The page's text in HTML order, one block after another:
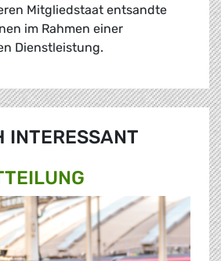
Mitgliedstaat entsandte
im Rahmen einer
Dienstleistung.
INTERESSANT